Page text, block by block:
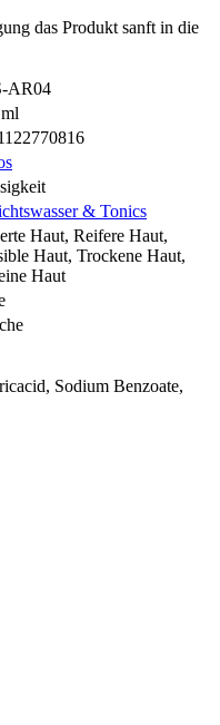
das Produkt sanft in die
AR04
& Tonics
Haut, Reifere Haut,
Haut, Trockene Haut,
Haut
Sodium Benzoate,